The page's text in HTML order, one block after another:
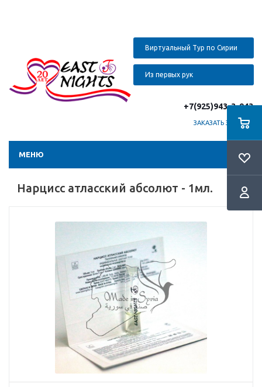
Виртуальный Тур по Сирии
Из первых рук
+7(925)943-3-943
ЗАКАЗАТЬ ЗВОНОК
МЕНЮ
Нарцисс атласский абсолют - 1мл.